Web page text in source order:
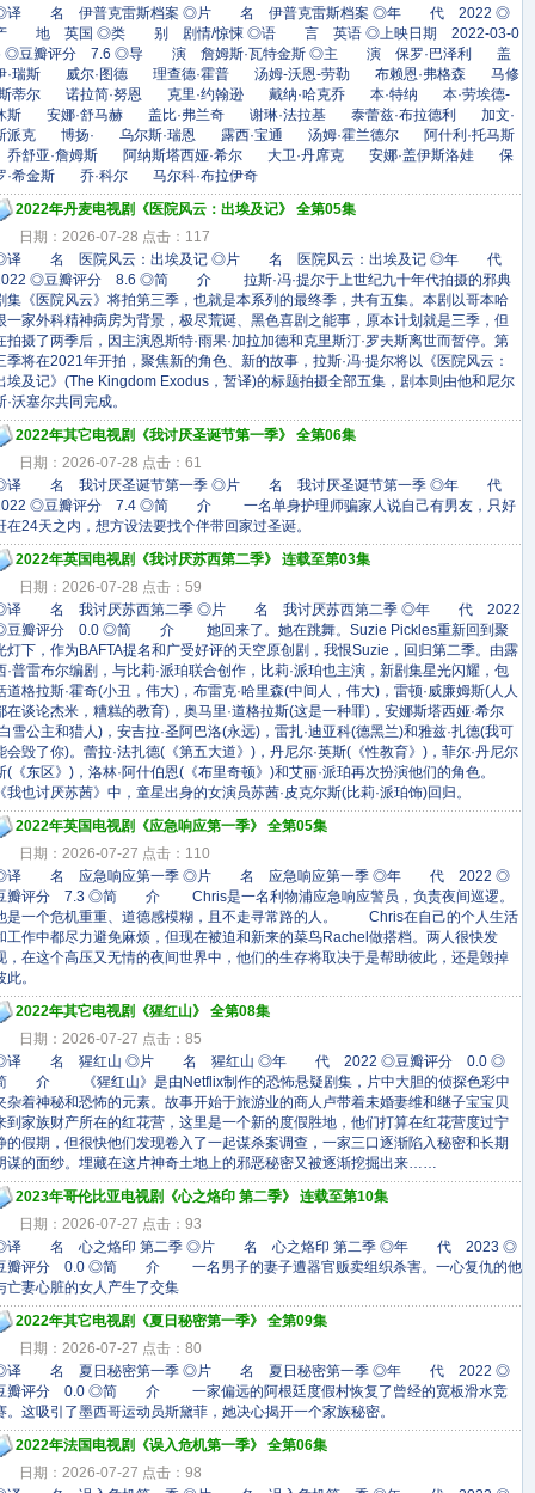
译 名 伊普克雷斯档案 ◎片 名 伊普克雷斯档案 ◎年 代 2022 ◎
地 英国 ◎类 别 剧情/惊悚 ◎语 言 英语 ◎上映日期 2022-03-0
◎豆瓣评分 7.6 ◎导 演 詹姆斯·瓦特金斯 ◎主 演 保罗·巴泽利 盖
·瑞斯 威尔·图德 理查德·霍普 汤姆-沃恩-劳勒 布赖恩·弗格森 马修
斯蒂尔 诺拉简·努恩 克里·约翰逊 戴纳·哈克乔 本·特纳 本·劳埃德-
斯 安娜·舒马赫 盖比·弗兰奇 谢琳·法拉基 泰蕾兹·布拉德利 加文·
派克 博扬· 乌尔斯·瑞恩 露西·宝通 汤姆·霍兰德尔 阿什利·托马斯
舒亚·詹姆斯 阿纳斯塔西娅·希尔 大卫·丹席克 安娜·盖伊斯洛娃 保
·希金斯 乔·科尔 马尔科·布拉伊奇
2022年丹麦电视剧《医院风云：出埃及记》 全第05集
日期：2026-07-28 点击：117
译 名 医院风云：出埃及记 ◎片 名 医院风云：出埃及记 ◎年 代
◎豆瓣评分 8.6 ◎简 介 拉斯·冯·提尔于上世纪九十年代拍摄的邪典
集《医院风云》将拍第三季，也就是本系列的最终季，共有五集。本剧以哥本哈
一家外科精神病房为背景，极尽荒诞、黑色喜剧之能事，原本计划就是三季，但
拍摄了两季后，因主演恩斯特·雨果·加拉加德和克里斯汀·罗夫斯离世而暂停。第
季将在2021年开拍，聚焦新的角色、新的故事，拉斯·冯·提尔将以《医院风云：
埃及记》(The Kingdom Exodus，暂译)的标题拍摄全部五集，剧本则由他和尼尔
·沃塞尔共同完成。
2022年其它电视剧《我讨厌圣诞节第一季》 全第06集
日期：2026-07-28 点击：61
译 名 我讨厌圣诞节第一季 ◎片 名 我讨厌圣诞节第一季 ◎年 代
◎豆瓣评分 7.4 ◎简 介 一名单身护理师骗家人说自己有男友，只好
在24天之内，想方设法要找个伴带回家过圣诞。
2022年英国电视剧《我讨厌苏西第二季》 连载至第03集
日期：2026-07-28 点击：59
译 名 我讨厌苏西第二季 ◎片 名 我讨厌苏西第二季 ◎年 代 2022
瓣评分 0.0 ◎简 介 她回来了。她在跳舞。Suzie Pickles重新回到聚
灯下，作为BAFTA提名和广受好评的天空原创剧，我恨Suzie，回归第二季。由露
·普雷布尔编剧，与比莉·派珀联合创作，比莉·派珀也主演，新剧集星光闪耀，包
道格拉斯·霍奇(小丑，伟大)，布雷克·哈里森(中间人，伟大)，雷顿·威廉姆斯(人人
在谈论杰米，糟糕的教育)，奥马里·道格拉斯(这是一种罪)，安娜斯塔西娅·希尔
雪公主和猎人)，安吉拉·圣阿巴洛(永远)，雷扎·迪亚科(德黑兰)和雅兹·扎德(我可
会毁了你)。蕾拉·法扎德(《第五大道》)，丹尼尔·英斯(《性教育》)，菲尔·丹尼尔
(《东区》)，洛林·阿什伯恩(《布里奇顿》)和艾丽·派珀再次扮演他们的角色。
我也讨厌苏茜》中，童星出身的女演员苏茜·皮克尔斯(比莉·派珀饰)回归。
2022年英国电视剧《应急响应第一季》 全第05集
日期：2026-07-27 点击：110
译 名 应急响应第一季 ◎片 名 应急响应第一季 ◎年 代 2022 ◎
瓣评分 7.3 ◎简 介 Chris是一名利物浦应急响应警员，负责夜间巡逻。
是一个危机重重、道德感模糊，且不走寻常路的人。 Chris在自己的个人生活
工作中都尽力避免麻烦，但现在被迫和新来的菜鸟Rachel做搭档。两人很快发
，在这个高压又无情的夜间世界中，他们的生存将取决于是帮助彼此，还是毁掉
此。
2022年其它电视剧《猩红山》 全第08集
日期：2026-07-27 点击：85
译 名 猩红山 ◎片 名 猩红山 ◎年 代 2022 ◎豆瓣评分 0.0 ◎
介 《猩红山》是由Netflix制作的恐怖悬疑剧集，片中大胆的侦探色彩中
杂着神秘和恐怖的元素。故事开始于旅游业的商人卢带着未婚妻维和继子宝宝贝
到家族财产所在的红花营，这里是一个新的度假胜地，他们打算在红花营度过宁
的假期，但很快他们发现卷入了一起谋杀案调查，一家三口逐渐陷入秘密和长期
谋的面纱。埋藏在这片神奇土地上的邪恶秘密又被逐渐挖掘出来……
2023年哥伦比亚电视剧《心之烙印 第二季》 连载至第10集
日期：2026-07-27 点击：93
译 名 心之烙印 第二季 ◎片 名 心之烙印 第二季 ◎年 代 2023 ◎
瓣评分 0.0 ◎简 介 一名男子的妻子遭器官贩卖组织杀害。一心复仇的他
亡妻心脏的女人产生了交集
2022年其它电视剧《夏日秘密第一季》 全第09集
日期：2026-07-27 点击：80
译 名 夏日秘密第一季 ◎片 名 夏日秘密第一季 ◎年 代 2022 ◎
瓣评分 0.0 ◎简 介 一家偏远的阿根廷度假村恢复了曾经的宽板滑水竞
。这吸引了墨西哥运动员斯黛菲，她决心揭开一个家族秘密。
2022年法国电视剧《误入危机第一季》 全第06集
日期：2026-07-27 点击：98